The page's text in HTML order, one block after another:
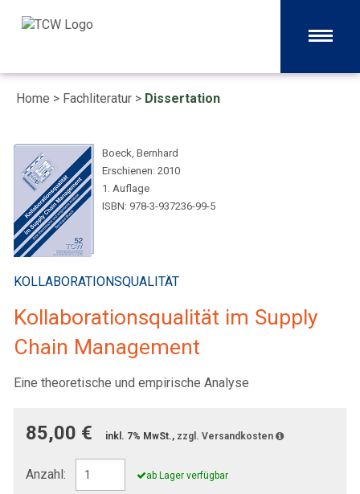
Home > Fachliteratur > Dissertation
Boeck, Bernhard
Erschienen: 2010
1. Auflage
ISBN: 978-3-937236-99-5
KOLLABORATIONSQUALITÄT
Kollaborationsqualität im Supply
Chain Management
Eine theoretische und empirische Analyse
85,00 € inkl. 7% MwSt., zzgl. Versandkosten
Anzahl: ab Lager verfügbar